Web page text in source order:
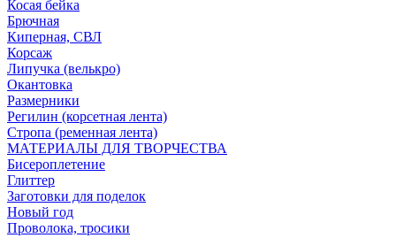
Косая бейка
Брючная
Киперная, СВЛ
Корсаж
Липучка (велькро)
Окантовка
Размерники
Регилин (корсетная лента)
Стропа (ременная лента)
МАТЕРИАЛЫ ДЛЯ ТВОРЧЕСТВА
Бисероплетение
Глиттер
Заготовки для поделок
Новый год
Проволока, тросики